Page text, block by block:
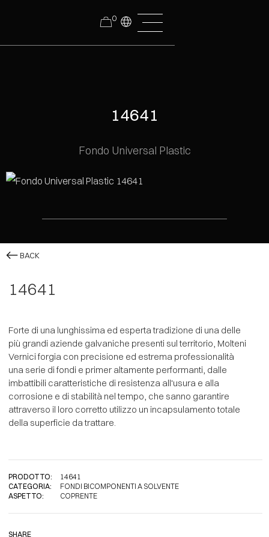
0
14641
Fondo Universal Plastic
BACK
14641
Forte di una lunghissima ed esperta tradizione di una delle
più grandi aziende galvaniche presenti sul territorio, Molteni
Vernici forgia con precisione ed estrema professionalità
una serie di fondi e primer altamente performanti, dalle
imbattibili caratteristiche di resistenza all'usura e alla
corrosione e di stabilità nel tempo, che sanno garantire
attraverso il loro corretto utilizzo un incapsulamento totale
della superficie da trattare.
PRODOTTO:
14641
CATEGORIA:
FONDI BICOMPONENTI A SOLVENTE
ASPETTO:
COPRENTE
SHARE